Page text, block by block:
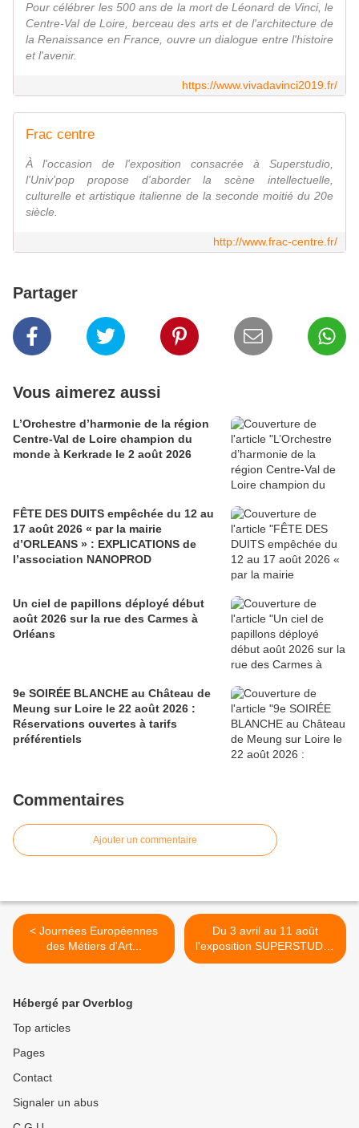
Pour célébrer les 500 ans de la mort de Léonard de Vinci, le
Centre-Val de Loire, berceau des arts et de l'architecture de
la Renaissance en France, ouvre un dialogue entre l'histoire
et l'avenir.
https://www.vivadavinci2019.fr/
Frac centre
À l'occasion de l'exposition consacrée à Superstudio,
l'Univ'pop propose d'aborder la scène intellectuelle,
culturelle et artistique italienne de la seconde moitié du 20e
siècle.
http://www.frac-centre.fr/
Partager
Vous aimerez aussi
L’Orchestre d’harmonie de la région
Centre-Val de Loire champion du
monde à Kerkrade le 2 août 2026
FÊTE DES DUITS empêchée du 12 au
17 août 2026 « par la mairie
d’ORLEANS » : EXPLICATIONS de
l’association NANOPROD
Un ciel de papillons déployé début
août 2026 sur la rue des Carmes à
Orléans
9e SOIRÉE BLANCHE au Château de
Meung sur Loire le 22 août 2026 :
Réservations ouvertes à tarifs
préférentiels
Commentaires
Ajouter un commentaire
< Journées Européennes
des Métiers d'Art...
Du 3 avril au 11 août
l'exposition SUPERSTUDIO
... >
Hébergé par Overblog
Top articles
Pages
Contact
Signaler un abus